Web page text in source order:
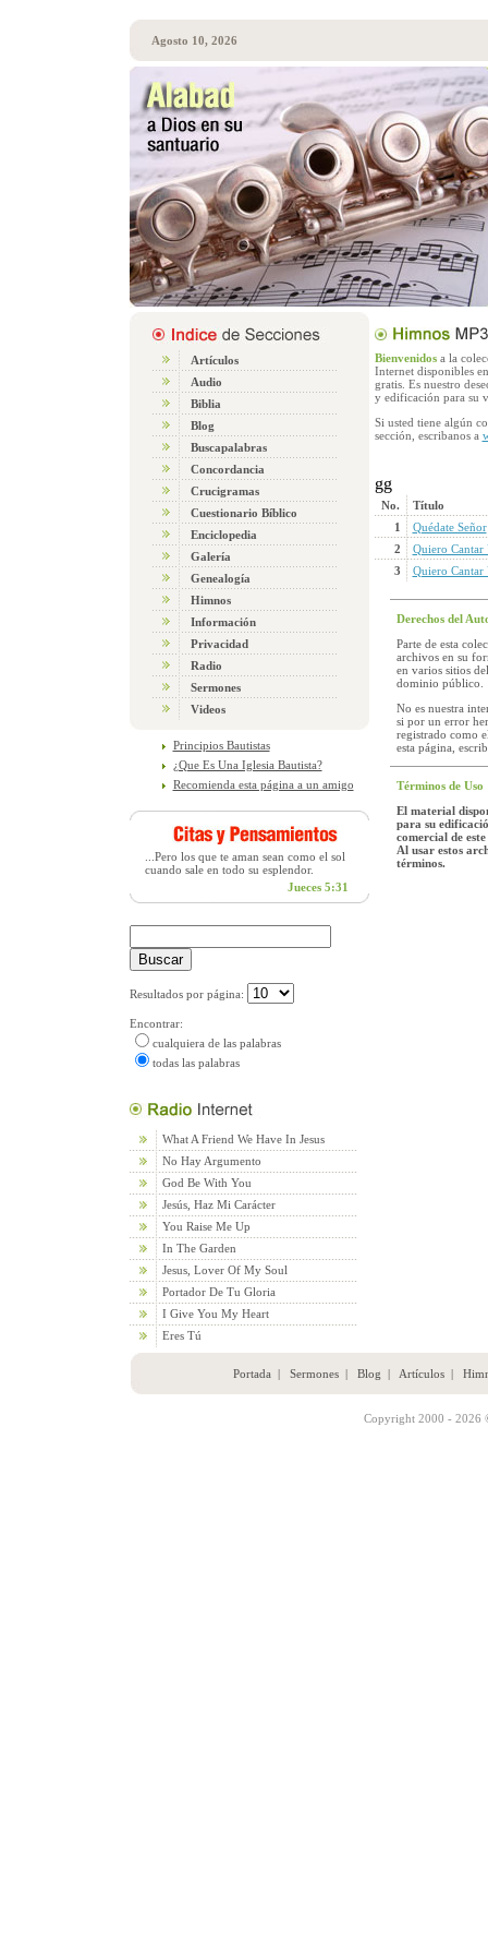
Agosto 10, 2026
Artículos
Audio
Biblia
Blog
Buscapalabras
Concordancia
Crucigramas
Cuestionario Bíblico
Enciclopedia
Galería
Genealogía
Himnos
Información
Privacidad
Radio
Sermones
Videos
Principios Bautistas
¿Que Es Una Iglesia Bautista?
Recomienda esta página a un amigo
...Pero los que te aman sean como el sol
cuando sale en todo su esplendor.
Jueces 5:31
Resultados por página:
Encontrar:
cualquiera de las palabras
todas las palabras
What A Friend We Have In Jesus
No Hay Argumento
God Be With You
Jesús, Haz Mi Carácter
You Raise Me Up
In The Garden
Jesus, Lover Of My Soul
Portador De Tu Gloria
I Give You My Heart
Eres Tú
Bienvenidosa la
Internet disponibles
gratis. Es nuestro
y edificación para su
Si usted tiene algún
sección, escribanos a
gg
No.
Título
1
Quédate Señor
2
Quiero Cantar
3
Quiero Cantar
Derechos del
Parte de esta
archivos en su
en varios sitios
dominio público.
No es nuestra
si por un error
registrado como
esta página,
Términos de Uso
El material
para su
comercial de
Al usar estos
términos.
Portada | Sermones| Blog | Artículos|
Copyright 2000 - 2026